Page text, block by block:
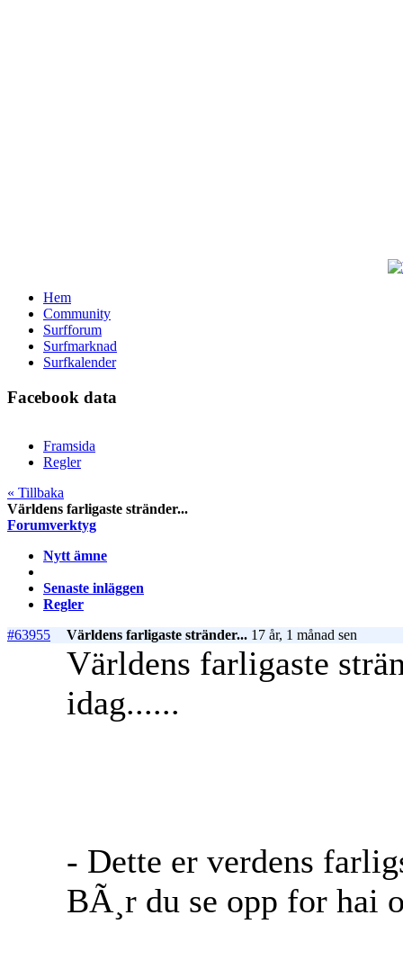
Hem
Community
Surfforum
Surfmarknad
Surfkalender
Facebook data
Framsida
Regler
« Tillbaka
Världens farligaste stränder...
Forumverktyg
Nytt ämne
Senaste inläggen
Regler
#63955
Världens farligaste stränder... 17 år, 1 månad sen
Världens farligaste
idag......
- Dette er verdens
BÃ¸r du se opp for hai